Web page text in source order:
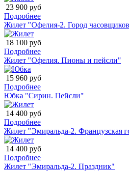
23 900 руб
Подробнее
Жилет "Офелия-2. Город
18 100 руб
Подробнее
Жилет "Офелия. Пионы и пейсли"
15 960 руб
Подробнее
Юбка "Сирин. Пейсли"
14 400 руб
Подробнее
Жилет "Эмиральда-2. Французская
14 400 руб
Подробнее
Жилет "Эмиральда-2. Праздник"